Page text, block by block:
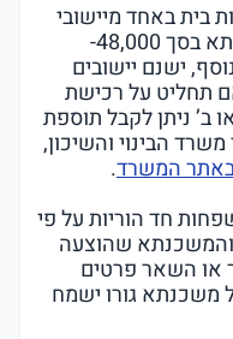
בית באחד מיישובי
הנגב תוכל לקבל תוספת למשכנתא בסך 48,000-
ישנם יישובים
תחליט על רכישת
ב’ ניתן לקבל תוספת
הבינוי והשיכון,
המשרד.
חד הוריות על פי
והמשכנתא שהוצעה
או השאר פרטים
משכנתא גורו ישמח